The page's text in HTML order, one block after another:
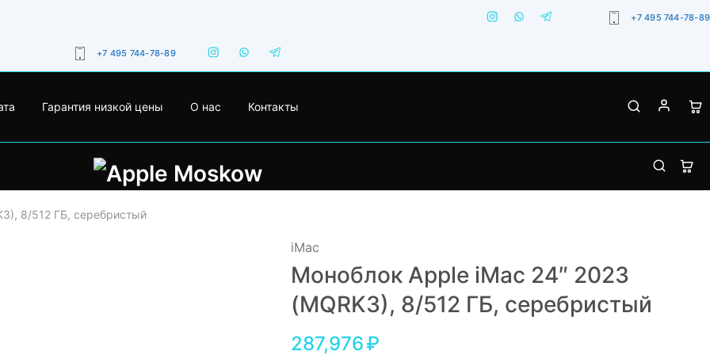
+7 495 744-78-89
+7 495 744-78-89
Гарантия низкой цены О нас Контакты
8/512 ГБ, серебристый
iMac
Моноблок Apple iMac 24″ 2023
(MQRK3), 8/512 ГБ, серебристый
287,976₽